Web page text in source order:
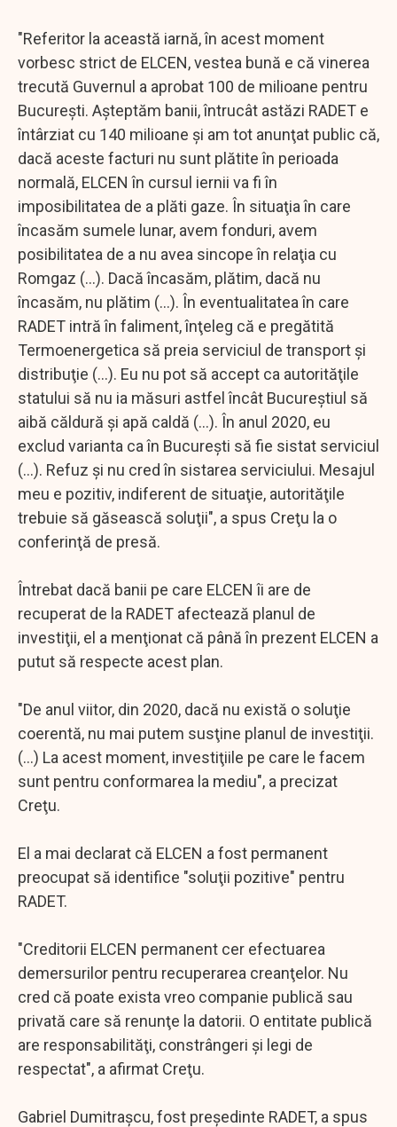
"Referitor la această iarnă, în acest moment
vorbesc strict de ELCEN, vestea bună e că vinerea
trecută Guvernul a aprobat 100 de milioane pentru
Bucureşti. Aşteptăm banii, întrucât astăzi RADET e
întârziat cu 140 milioane şi am tot anunţat public că,
dacă aceste facturi nu sunt plătite în perioada
normală, ELCEN în cursul iernii va fi în
imposibilitatea de a plăti gaze. În situaţia în care
încasăm sumele lunar, avem fonduri, avem
posibilitatea de a nu avea sincope în relaţia cu
Romgaz (...). Dacă încasăm, plătim, dacă nu
încasăm, nu plătim (...). În eventualitatea în care
RADET intră în faliment, înţeleg că e pregătită
Termoenergetica să preia serviciul de transport şi
distribuţie (...). Eu nu pot să accept ca autorităţile
statului să nu ia măsuri astfel încât Bucureştiul să
aibă căldură şi apă caldă (...). În anul 2020, eu
exclud varianta ca în Bucureşti să fie sistat serviciul
(...). Refuz şi nu cred în sistarea serviciului. Mesajul
meu e pozitiv, indiferent de situaţie, autorităţile
trebuie să găsească soluţii", a spus Creţu la o
conferinţă de presă.
Întrebat dacă banii pe care ELCEN îi are de
recuperat de la RADET afectează planul de
investiţii, el a menţionat că până în prezent ELCEN a
putut să respecte acest plan.
"De anul viitor, din 2020, dacă nu există o soluţie
coerentă, nu mai putem susţine planul de investiţii.
(...) La acest moment, investiţiile pe care le facem
sunt pentru conformarea la mediu", a precizat
Creţu.
El a mai declarat că ELCEN a fost permanent
preocupat să identifice "soluţii pozitive" pentru
RADET.
"Creditorii ELCEN permanent cer efectuarea
demersurilor pentru recuperarea creanţelor. Nu
cred că poate exista vreo companie publică sau
privată care să renunţe la datorii. O entitate publică
are responsabilităţi, constrângeri şi legi de
respectat", a afirmat Creţu.
Gabriel Dumitraşcu, fost preşedinte RADET, a spus